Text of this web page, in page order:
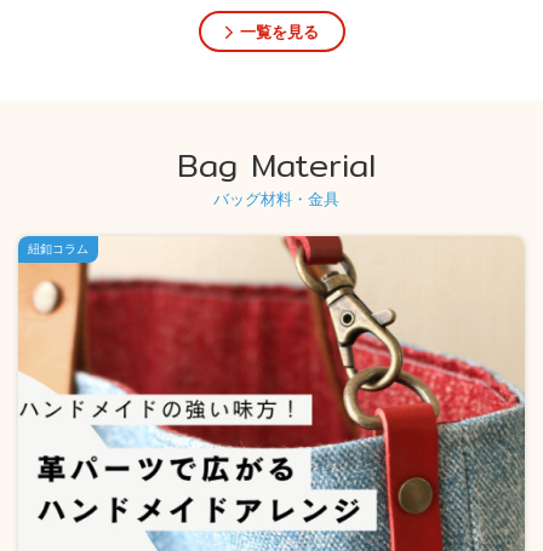
一覧を見る
Bag Material
バッグ材料・金具
紐釦コラム